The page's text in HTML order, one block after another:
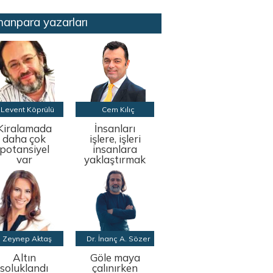
yazarları
Levent Köprülü
daha çok
var
Cem Kılıç
İnsanları
işlere, işleri
insanlara
yaklaştırmak
Zeynep Aktaş
Altın
soluklandı
Dr. İnanç A. Sözer
Göle maya
çalınırken